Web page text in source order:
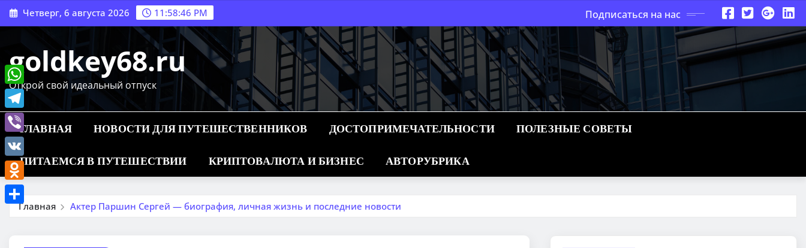
Перейти
к
Четверг, 6 августа 2026 11:58:47 PM Подписаться на нас
goldkey68.ru
Открой свой идеальный отпуск
ГЛАВНАЯ НОВОСТИ ДЛЯ ПУТЕШЕСТВЕННИКОВ ДОСТОПРИМЕЧАТЕЛЬНОСТИ ПОЛЕЗНЫЕ СОВЕТЫ
ПИТАЕМСЯ В ПУТЕШЕСТВИИ КРИПТОВАЛЮТА И БИЗНЕС АВТОРУБРИКА
Главная Актер Паршин Сергей — биография, личная жизнь и последние новости
WhatsApp
Telegram
Viber
VK
Odnoklassniki
Отправить